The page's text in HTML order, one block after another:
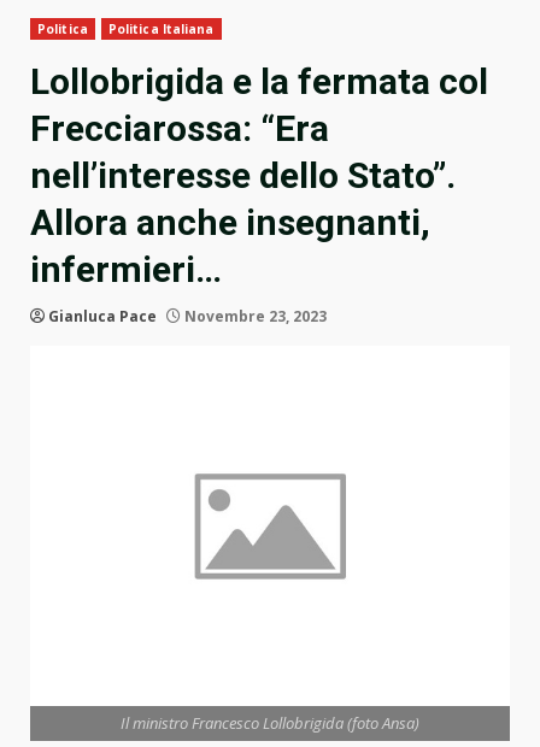
Politica Politica Italiana
Lollobrigida e la fermata col
Frecciarossa: “Era
nell’interesse dello Stato”.
Allora anche insegnanti,
infermieri…
Gianluca Pace Novembre 23, 2023
Il ministro Francesco Lollobrigida (foto Ansa)